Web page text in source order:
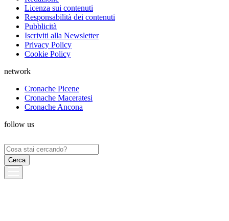
Licenza sui contenuti
Responsabilità dei contenuti
Pubblicità
Iscriviti alla Newsletter
Privacy Policy
Cookie Policy
network
Cronache Picene
Cronache Maceratesi
Cronache Ancona
follow us
Ricerca
per: